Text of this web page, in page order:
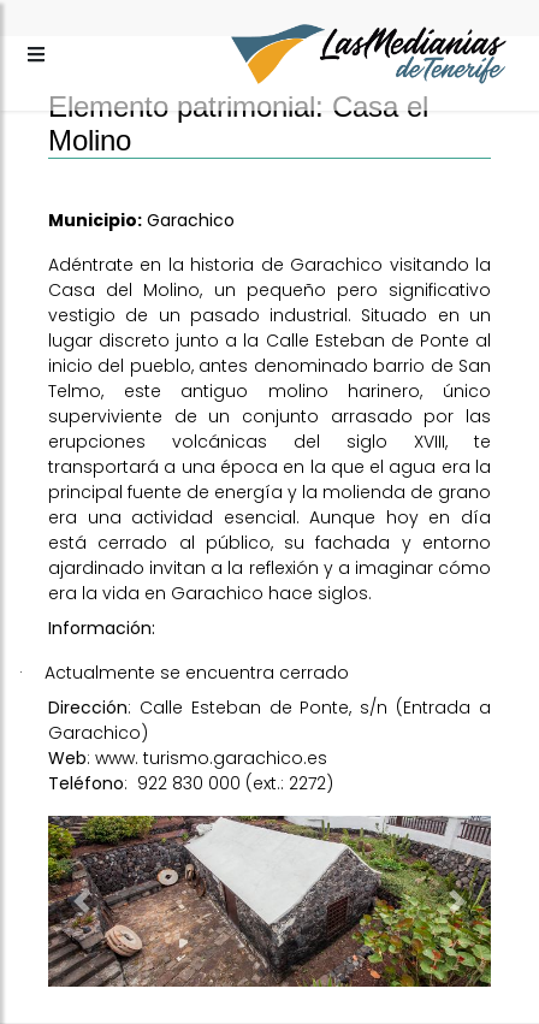
Elemento patrimonial: Casa el
Molino
Municipio: Garachico
Adéntrate en la historia de Garachico visitando la
Casa del Molino, un pequeño pero significativo
vestigio de un pasado industrial. Situado en un
lugar discreto junto a la Calle Esteban de Ponte al
inicio del pueblo, antes denominado barrio de San
Telmo, este antiguo molino harinero, único
superviviente de un conjunto arrasado por las
erupciones volcánicas del siglo XVIII, te
transportará a una época en la que el agua era la
principal fuente de energía y la molienda de grano
era una actividad esencial. Aunque hoy en día
está cerrado al público, su fachada y entorno
ajardinado invitan a la reflexión y a imaginar cómo
era la vida en Garachico hace siglos.
Información:
·
Actualmente se encuentra cerrado
Dirección: Calle Esteban de Ponte, s/n (Entrada a
Garachico)
Web: www. turismo.garachico.es
Teléfono: 922 830 000 (ext.: 2272)
Previous Next